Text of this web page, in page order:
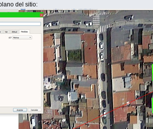
del sitio: